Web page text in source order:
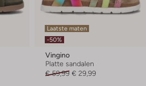
Laatste maten
-50%
Vingino
Platte sandalen
€ 59,99 € 29,99